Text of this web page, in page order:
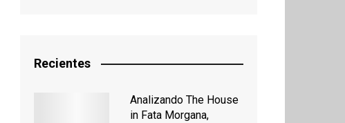
Recientes
Analizando The House
in Fata Morgana,